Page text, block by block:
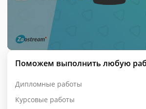
Поможем выполнить любую
Дипломные работы
Курсовые работы